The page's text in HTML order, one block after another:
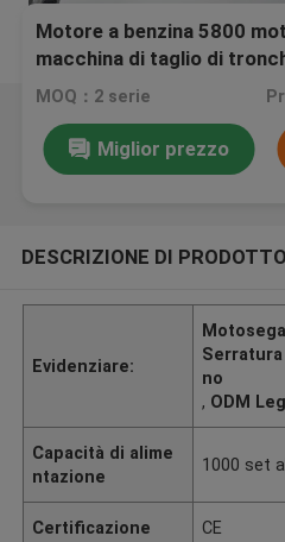
Motore a benzina 5800
macchina di taglio di
MOQ：2 serie
Miglior prezzo
DESCRIZIONE DI PRODOTTO
Evidenziare:
no
, ODM
Capacità di alime
ntazione
1000 set
Certificazione CE